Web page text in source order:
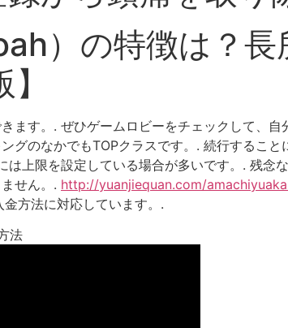
）の特徴は？
ます。. ぜひゲームロビーをチェックして、
グのなかでもTOPクラスです。. 続行するこ
上限を設定している場合が多いです。. 残念
せん。. http://yuanjiequan.com/
方法に対応しています。.